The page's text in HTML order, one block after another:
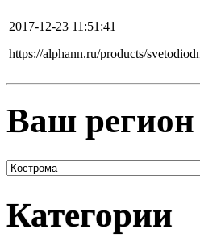
2017-12-23 11:51:41
https://alphann.ru/products/
Ваш регион
Категории